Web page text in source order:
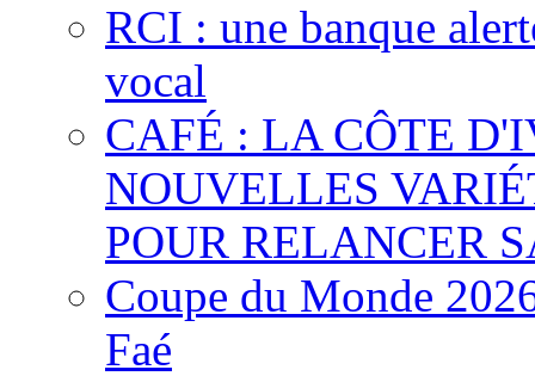
RCI : une banque
vocal
CAFÉ : LA CÔTE
NOUVELLES
POUR RELANCER
Coupe du Monde
Faé